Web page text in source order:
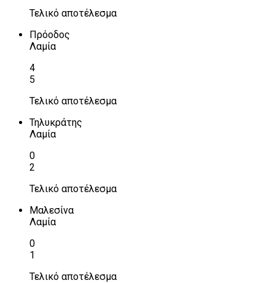
Τελικό αποτέλεσμα
Πρόοδος
Λαμία
4
5
Τελικό αποτέλεσμα
Τηλυκράτης
Λαμία
0
2
Τελικό αποτέλεσμα
Μαλεσίνα
Λαμία
0
1
Τελικό αποτέλεσμα